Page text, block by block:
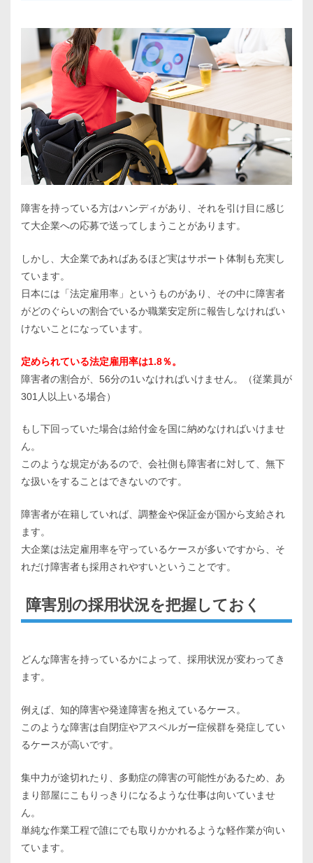
障害を持っている方はハンディがあり、それを引け目に感じ
て大企業への応募で送ってしまうことがあります。
しかし、大企業であればあるほど実はサポート体制も充実し
ています。
日本には「法定雇用率」というものがあり、その中に障害者
がどのぐらいの割合でいるか職業安定所に報告しなければい
けないことになっています。
定められている法定雇用率は1.8％。
障害者の割合が、56分の1いなければいけません。（従業員が
301人以上いる場合）
もし下回っていた場合は給付金を国に納めなければいけませ
ん。
このような規定があるので、会社側も障害者に対して、無下
な扱いをすることはできないのです。
障害者が在籍していれば、調整金や保証金が国から支給され
ます。
大企業は法定雇用率を守っているケースが多いですから、そ
れだけ障害者も採用されやすいということです。
障害別の採用状況を把握しておく
どんな障害を持っているかによって、採用状況が変わってき
ます。
例えば、知的障害や発達障害を抱えているケース。
このような障害は自閉症やアスペルガー症候群を発症してい
るケースが高いです。
集中力が途切れたり、多動症の障害の可能性があるため、あ
まり部屋にこもりっきりになるような仕事は向いていませ
ん。
単純な作業工程で誰にでも取りかかれるような軽作業が向い
ています。